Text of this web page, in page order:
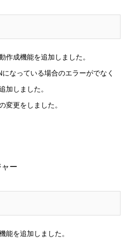
作成機能を追加しました。
になっている場合のエラーがでなく
加しました。
変更をしました。
ー
能を追加しました。